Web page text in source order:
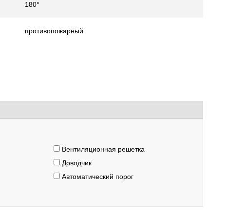
180°
противопожарный
Вентиляционная решетка
Доводчик
Автоматический порог